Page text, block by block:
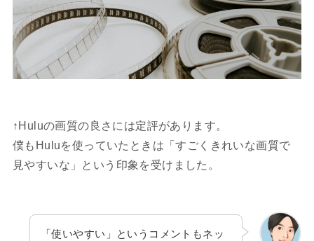
↑Huluの画質の良さには定評があります。
僕もHuluを使っていたときは「すごくきれいな画質で
見やすいな」という印象を受けました。
「使いやすい」というコメントもネッ